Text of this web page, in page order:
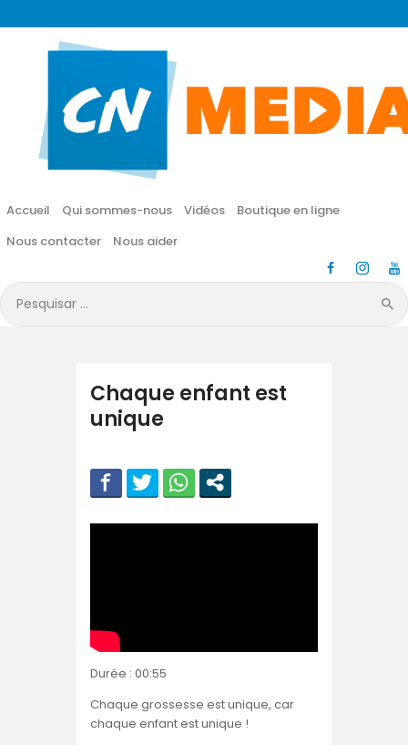
Accueil Qui sommes-nous Vidéos
Boutique en ligne
Nous contacter
Nous aider
Pesquisar
por:
CN MÉDIA
Une vie nouvelle en JESUS !
Accueil
Vidéos
Boutique en ligne
Nous aider
Chaque enfant est
unique
Durée : 00:55
Chaque grossesse est unique, car
chaque enfant est unique !